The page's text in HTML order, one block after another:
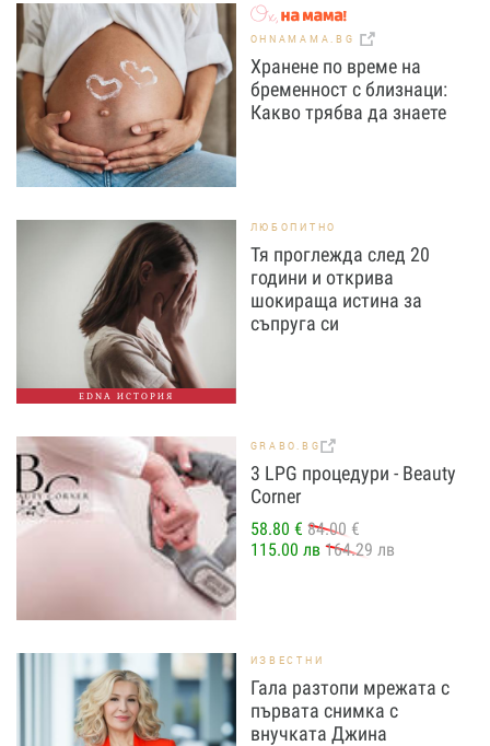
OHNAMAMA.BG
Хранене по време на
бременност с близнаци:
Какво трябва да знаете
EDNA ИСТОРИЯ
ЛЮБОПИТНО
Тя проглежда след 20
години и открива
шокираща истина за
съпруга си
GRABO.BG
3 LPG процедури - Beauty
Corner
58.80 € 84.00 €
115.00 лв 164.29 лв
ИЗВЕСТНИ
Гала разтопи мрежата с
първата снимка с
внучката Джина